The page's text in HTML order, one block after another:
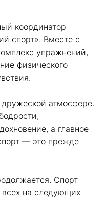
координатор
спорт». Вместе с
упражнений,
физического
атмосфере.
а главное
— это прежде
Спорт
на следующих